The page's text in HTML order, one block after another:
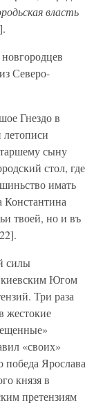
власть
Северо-
Гнездо в
летописи
сыну
стол, где
имать
Константина
твоей, но и въ
силы
киевским Югом
Три раза
жестокие
«своих»
победа Ярослава
князя в
претензиям